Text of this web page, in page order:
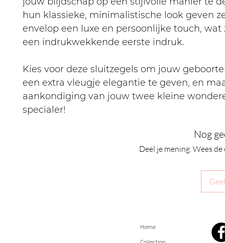
hun klassieke, minimalistische look geven
envelop een luxe en persoonlijke touch, wat
een indrukwekkende eerste indruk.
Kies voor deze sluitzegels om jouw
een extra vleugje elegantie te geven, en
aankondiging van jouw twee kleine
specialer!
Nog
Deel je mening. Wees
Home